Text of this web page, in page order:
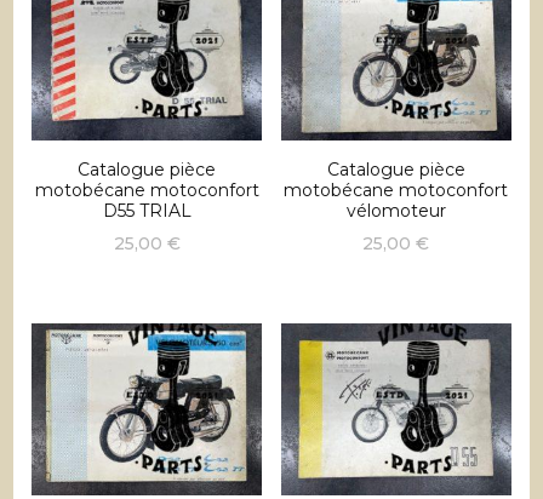
Catalogue pièce
motobécane motoconfort
D55 TRIAL
25,00 €
Catalogue pièce
motobécane motoconfort
vélomoteur
25,00€